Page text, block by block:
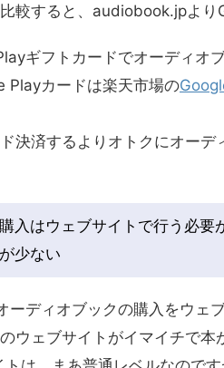
較すると、audiobook.jpよ
ギフトカードでオーディオ
Playカードは楽天市場の
決済するよりオトクにオー
購入はウェブサイトで行う必要
少ない
ーディオブックの購入をウェ
ウェブサイトがイマイチで本